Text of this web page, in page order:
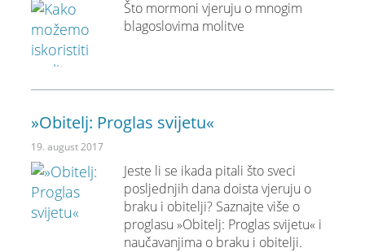
Što mormoni vjeruju o mnogim
blagoslovima molitve
»Obitelj: Proglas svijetu«
19. august 2017
Jeste li se ikada pitali što sveci
posljednjih dana doista vjeruju o
braku i obitelji? Saznajte više o
proglasu »Obitelj: Proglas svijetu« i
naučavanjima o braku i obitelji.